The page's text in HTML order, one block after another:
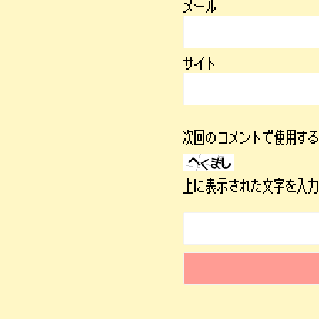
メール
サイト
次回のコメントで使用す
上に表示された文字を入